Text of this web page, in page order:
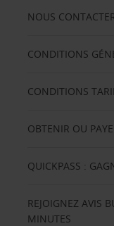
NOUS
CONDITIONS
CONDITIONS
OBTENIR OU
QUICKPASS :
REJOIGNEZ AVIS
MINUTES